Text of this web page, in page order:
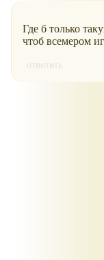
Где б только
чтоб всемером
ответить